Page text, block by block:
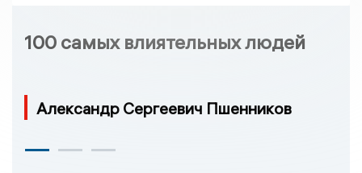
100 самых влиятельных людей
Александр Сергеевич Пшенников